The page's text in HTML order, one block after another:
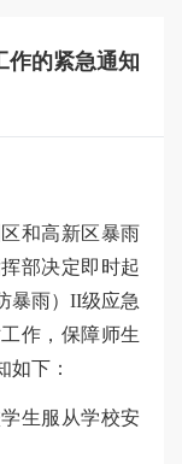
作的紧急通知
和高新区暴雨
部决定即时起
暴雨）II级应急
作，保障师生
如下：
生服从学校安